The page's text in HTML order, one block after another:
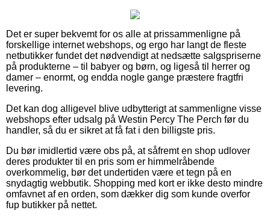
Det er super bekvemt for os alle at prissammenligne på
forskellige internet webshops, og ergo har langt de fleste
netbutikker fundet det nødvendigt at nedsætte salgspriserne
på produkterne – til babyer og børn, og ligeså til herrer og
damer – enormt, og endda nogle gange præstere fragtfri
levering.
Det kan dog alligevel blive udbytterigt at sammenligne visse
webshops efter udsalg på Westin Percy The Perch før du
handler, så du er sikret at få fat i den billigste pris.
Du bør imidlertid være obs på, at såfremt en shop udlover
deres produkter til en pris som er himmelråbende
overkommelig, bør det undertiden være et tegn på en
snydagtig webbutik. Shopping med kort er ikke desto mindre
omfavnet af en orden, som dækker dig som kunde overfor
fup butikker på nettet.